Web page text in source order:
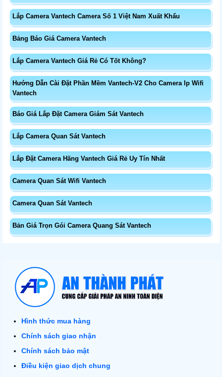
Lắp Camera Vantech Camera Số 1 Việt Nam Xuất Khẩu
Bảng Báo Giá Camera Vantech
Lắp Camera Vantech Giá Rẻ Có Tốt Không?
Hướng Dẫn Cài Đặt Phần Mềm Vantech-V2 Cho Camera Ip Wifi
Vantech
Báo Giá Lắp Đặt Camera Giám Sát Vantech
Lắp Camera Quan Sát Vantech
Lắp Đặt Camera Hãng Vantech Giá Rẻ Uy Tín Nhất
Camera Quan Sát Wifi Vantech
Camera Quan Sát Vantech
Bản Giá Trọn Gói Camera Quang Sát Vantech
Hình thức mua hàng
Chính sách giao nhận
Chính sách bảo mật
Điều kiện giao dịch chung